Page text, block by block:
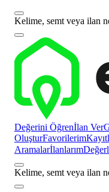
Kelime, semt veya ilan
Değerini Öğrenİlan Ver
OluşturFavorilerim
Aramalarİlanlarım
Kelime, semt veya ilan